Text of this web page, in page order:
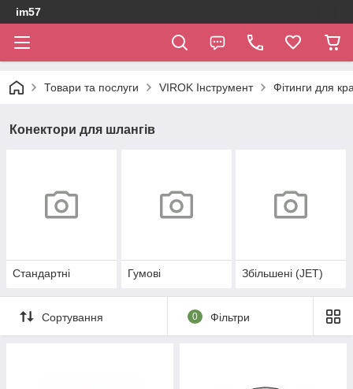
im57
Товари та послуги VIROK Інструмент Фітинги для
Конектори для шлангів
Стандартні Гумові Збільшені (JET)
Сортування 0 Фільтри